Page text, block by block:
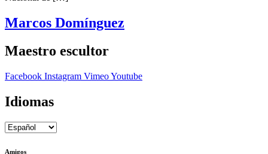
Marcos Domínguez
Maestro escultor
Facebook Instagram VimeoYoutube
Idiomas
Amigos